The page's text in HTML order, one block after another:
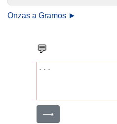
Onzas a Gramos ►
💬
⟶